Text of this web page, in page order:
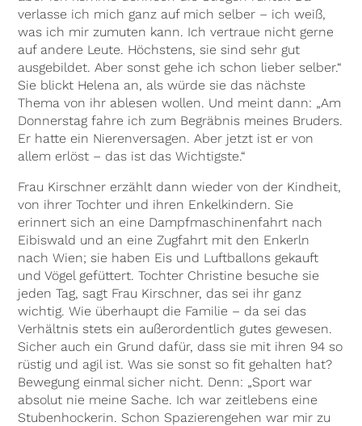
verlasse ich mich ganz auf mich selber – ich weiß,
was ich mir zumuten kann. Ich vertraue nicht gerne
auf andere Leute. Höchstens, sie sind sehr gut
ausgebildet. Aber sonst gehe ich schon lieber selber.“
Sie blickt Helena an, als würde sie das nächste
Thema von ihr ablesen wollen. Und meint dann: „Am
Donnerstag fahre ich zum Begräbnis meines Bruders.
Er hatte ein Nierenversagen. Aber jetzt ist er von
allem erlöst – das ist das Wichtigste.“
Frau Kirschner erzählt dann wieder von der Kindheit,
von ihrer Tochter und ihren Enkelkindern. Sie
erinnert sich an eine Dampfmaschinenfahrt nach
Eibiswald und an eine Zugfahrt mit den Enkerln
nach Wien; sie haben Eis und Luftballons gekauft
und Vögel gefüttert. Tochter Christine besuche sie
jeden Tag, sagt Frau Kirschner, das sei ihr ganz
wichtig. Wie überhaupt die Familie – da sei das
Verhältnis stets ein außerordentlich gutes gewesen.
Sicher auch ein Grund dafür, dass sie mit ihren 94 so
rüstig und agil ist. Was sie sonst so fit gehalten hat?
Bewegung einmal sicher nicht. Denn: „Sport war
absolut nie meine Sache. Ich war zeitlebens eine
Stubenhockerin. Schon Spazierengehen war mir zu